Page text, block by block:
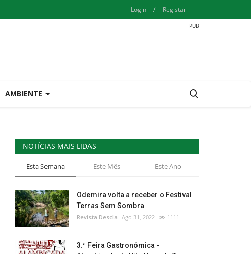
Login / Registar
AMBIENTE
NOTÍCIAS MAIS LIDAS
Esta Semana Este Mês Este Ano
Odemira volta a receber o Festival
Terras Sem Sombra
Revista Descla Ago 31, 2022 1111
3.ª Feira Gastronómica -